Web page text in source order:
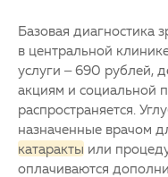
Базовая диагностика
в центральной
услуги – 690 рублей,
акциям и социальной
распространяется.
назначенные врачом
катаракты или
оплачиваются